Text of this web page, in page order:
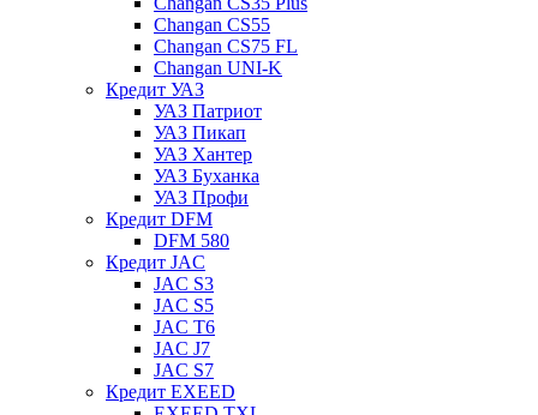
Changan CS55
Changan CS75 FL
Changan UNI-K
Кредит УАЗ
УАЗ Патриот
УАЗ Пикап
УАЗ Хантер
УАЗ Буханка
УАЗ Профи
Кредит DFM
DFM 580
Кредит JAC
JAC S3
JAC S5
JAC T6
JAC J7
JAC S7
Кредит EXEED